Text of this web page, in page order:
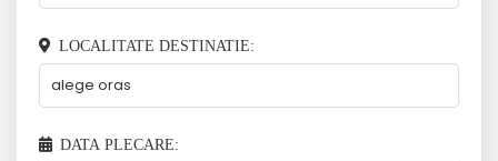
LOCALITATE DESTINATIE:
DATA PLECARE: